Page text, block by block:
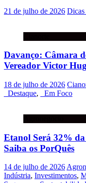
21 de julho de 2026
Davanço: Câmara
Vereador Victor
18 de julho de 2026
_Destaque, _Em Foco
Etanol Será 32%
Saiba os PorQuês
14 de julho de 2026
Indústria, Investimentos,